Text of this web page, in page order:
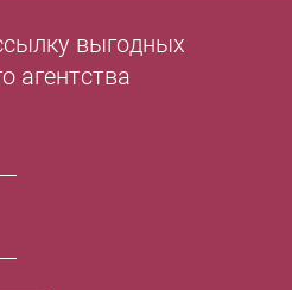
выгодных
агентства